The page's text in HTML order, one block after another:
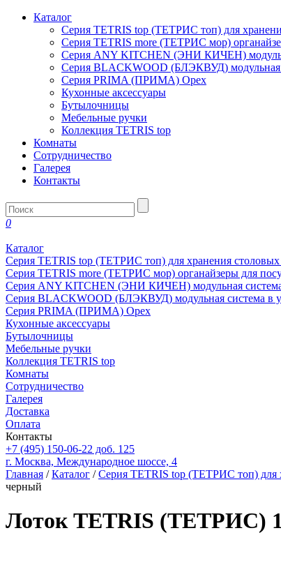
Каталог
Серия TETRIS top (ТЕТРИС топ) для
Серия TETRIS more (ТЕТРИС мор)
Серия ANY KITCHEN (ЭНИ КИЧЕН)
Серия BLACKWOOD (БЛЭКВУД) модульная
Серия PRIMA (ПРИМА) Орех
Кухонные аксессуары
Бутылочницы
Мебельные ручки
Коллекция TETRIS top
Комнаты
Сотрудничество
Галерея
Контакты
0
Каталог
Серия TETRIS top (ТЕТРИС топ) для хранения столовых
Серия TETRIS more (ТЕТРИС мор) органайзеры для
Серия ANY KITCHEN (ЭНИ КИЧЕН) модульная система
Серия BLACKWOOD (БЛЭКВУД) модульная система в
Серия PRIMA (ПРИМА) Орех
Кухонные аксессуары
Бутылочницы
Мебельные ручки
Коллекция TETRIS top
Комнаты
Сотрудничество
Галерея
Доставка
Оплата
Контакты
+7 (495) 150-06-22 доб. 125
г. Москва, Международное шоссе, 4
Главная /Каталог /Серия TETRIS top (ТЕТРИС топ) для
черный
Лоток TETRIS (ТЕТРИС)